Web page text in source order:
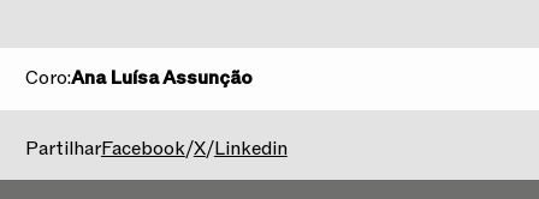
Coro:Ana Luísa Assunção
PartilharFacebook/X/Linkedin